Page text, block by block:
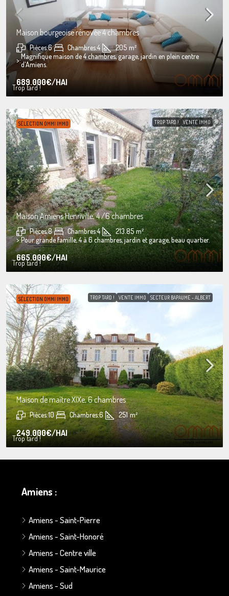
Trop tard !
Maison bourgeoise rénovée 4 chambres
Pièces:6 Chambres:4 205 m²
>:Magnifique maison de 4 chambres, garage, jardin en plein centre
d'Amiens.
689.000€/HAI
Trop tard !
SÉLECTION OMMI IMMO TROP TARD ! VENTE IMMO
Maison Amiens Henriville, 4 /6 chambres
Pièces:8 Chambres:4 213.85 m²
>:Pour grande famille, 4 à 6 chambres, jardin et garage, beau quartier.
665.000€/HAI
Trop tard !
SÉLECTION OMMI IMMO TROP TARD ! VENTE IMMO SECTEUR BAPAUME - ALBERT
Maison de maître XIXe, 6 chambres
Pièces:10 Chambres:6 251 m²
249.000€/HAI
Amiens :
Amiens - Saint-Pierre
Amiens - Saint-Honoré
Amiens - Centre ville
Amiens - Saint-Maurice
Amiens - Sud